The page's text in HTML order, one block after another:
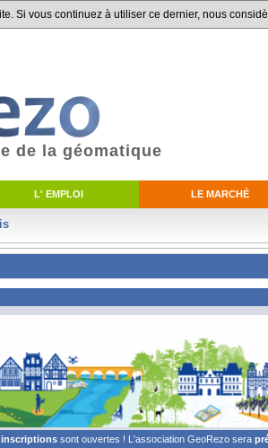
Si vous continuez à utiliser ce dernier, nous
L' EMPLOI LE MARCHÉ
de la géomatique
inscriptions sont ouvertes ! L'association GeoRezo sera